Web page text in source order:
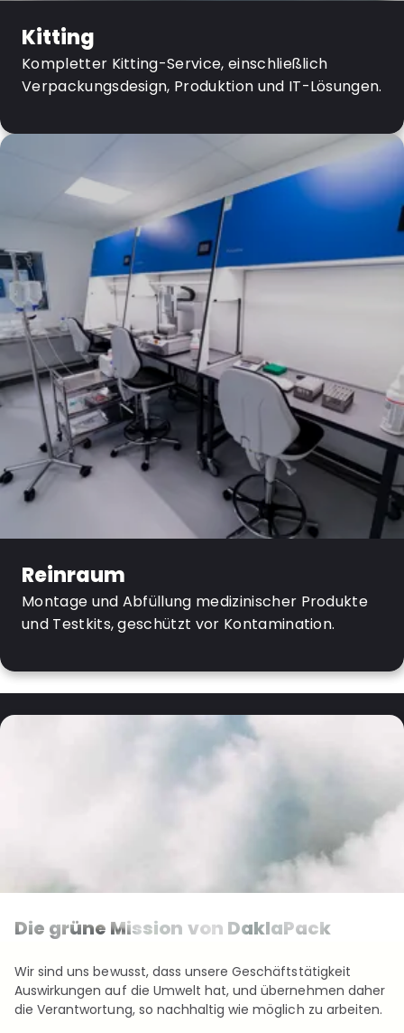
Kitting
Kompletter Kitting-Service, einschließlich
Verpackungsdesign, Produktion und IT-Lösungen.
Reinraum
Montage und Abfüllung medizinischer Produkte
und Testkits, geschützt vor Kontamination.
Die grüne Mission von DaklaPack
Wir sind uns bewusst, dass unsere Geschäftstätigkeit
Auswirkungen auf die Umwelt hat, und übernehmen daher
die Verantwortung, so nachhaltig wie möglich zu arbeiten.